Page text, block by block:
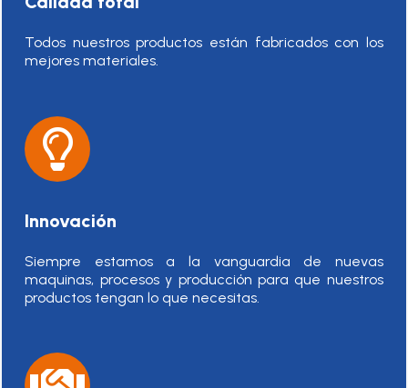
Todos nuestros productos están fabricados con los
mejores materiales.
Innovación
Siempre estamos a la vanguardia de nuevas
maquinas, procesos y producción para que nuestros
productos tengan lo que necesitas.